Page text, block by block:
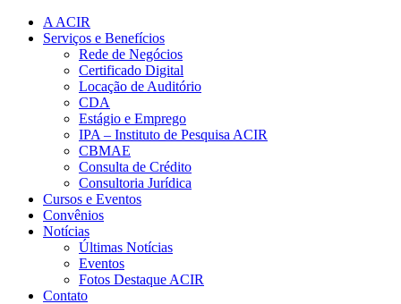
A ACIR
Serviços e Benefícios
Rede de Negócios
Certificado Digital
Locação de Auditório
CDA
Estágio e Emprego
IPA – Instituto de Pesquisa ACIR
CBMAE
Consulta de Crédito
Consultoria Jurídica
Cursos e Eventos
Convênios
Notícias
Últimas Notícias
Eventos
Fotos Destaque ACIR
Contato